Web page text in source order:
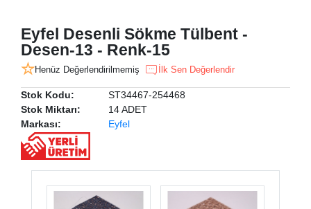
Eyfel Desenli Sökme Tülbent -
Desen-13 - Renk-15
Henüz Değerlendirilmemiş İlk Sen Değerlendir
Stok Kodu:
ST34467-254468
Stok Miktarı:
14 ADET
Markası:
Eyfel